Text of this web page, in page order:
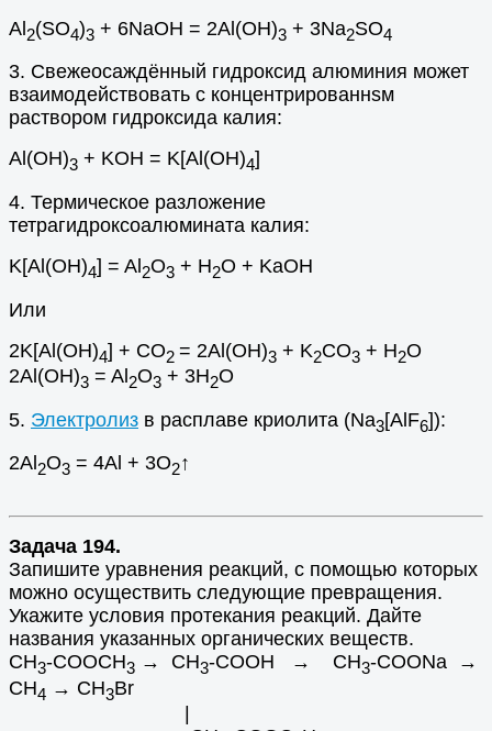
Al2(SO4)3 + 6NaOH = 2Al(OH)3 + 3Na2SO4
3. Свежеосаждённый гидроксид алюминия может
взаимодействовать с концентрированнsм
раствором гидроксида калия:
Al(OH)3 + KOH = K[Al(OH)4]
4. Термическое разложение
тетрагидроксоалюмината калия:
K[Al(OH)4] = Al2O3 + H2O + KaOH
Или
2K[Al(OH)4] + СO2 = 2Al(OH)3 + K2CO3 + H2O
2Al(OH)3 = Al 2O3 + 3H2O
5. Электролиз в расплаве криолита (Na3[AlF6]):
2Al 2O3 = 4Al + 3O2↑
Задача 194.
Запишите уравнения реакций, с помощью которых
можно осуществить следующие превращения.
Укажите условия протекания реакций. Дайте
названия указанных органических веществ.
СН3-СООСН3 → CH3-COOH → CH3-COONa →
CH4 → CH3Br